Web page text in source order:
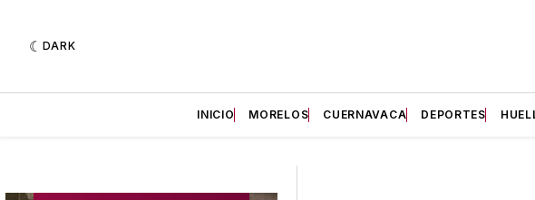
DARK
INICIO MORELOS CUERNAVACA DEPORTES